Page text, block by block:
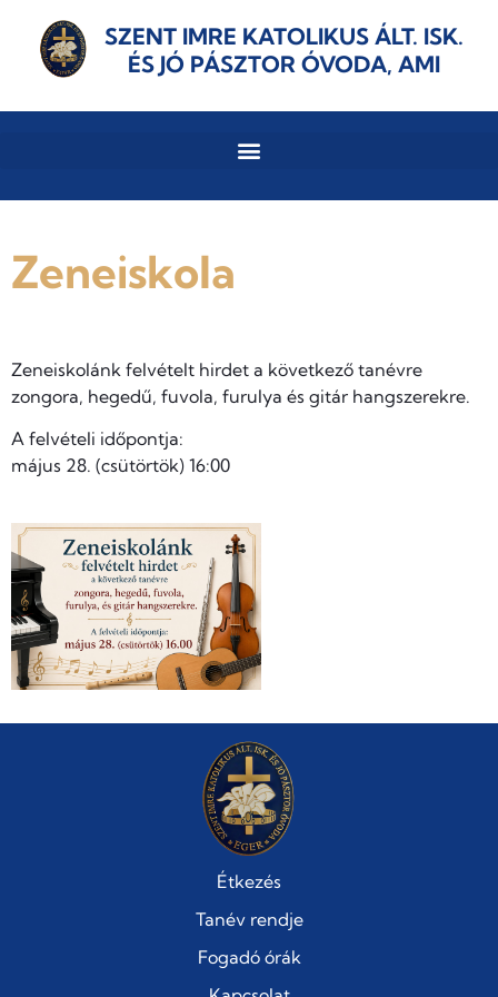
SZENT IMRE KATOLIKUS ÁLT. ISK.
ÉS JÓ PÁSZTOR ÓVODA, AMI
Zeneiskola
Zeneiskolánk felvételt hirdet a következő tanévre
zongora, hegedű, fuvola, furulya és gitár hangszerekre.
A felvételi időpontja:
május 28. (csütörtök) 16:00
Étkezés
Tanév rendje
Fogadó órák